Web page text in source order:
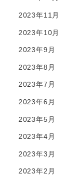
2023年11月
2023年10月
2023年9月
2023年8月
2023年7月
2023年6月
2023年5月
2023年4月
2023年3月
2023年2月